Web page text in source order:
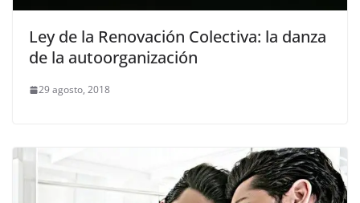
Ley de la Renovación Colectiva: la danza
de la autoorganización
29 agosto, 2018